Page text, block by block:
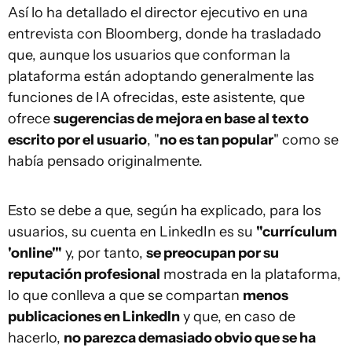
Así lo ha detallado el director ejecutivo en una
entrevista con Bloomberg, donde ha trasladado
que, aunque los usuarios que conforman la
plataforma están adoptando generalmente las
funciones de IA ofrecidas, este asistente, que
ofrecesugerencias de mejora en base al texto
escrito por el usuario, "no es tan popular" como se
había pensado originalmente.
Esto se debe a que, según ha explicado, para los
usuarios, su cuenta en LinkedIn es su "currículum
'online'" y, por tanto, se preocupan por su
reputación profesional mostrada en la plataforma,
lo que conlleva a que se compartan menos
publicaciones en LinkedIny que, en caso de
hacerlo, no parezca demasiado obvio que se ha